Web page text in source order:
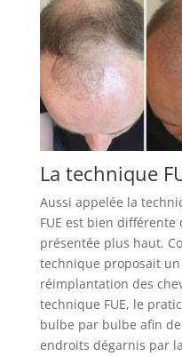
La technique
Aussi appelée la
FUE est bien différente
présentée plus haut.
technique proposait
réimplantation des
technique FUE, le
bulbe par bulbe afin
endroits dégarnis par